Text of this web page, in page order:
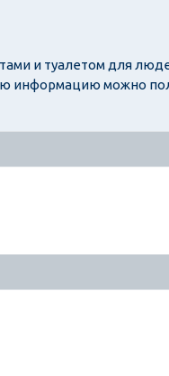
и туалетом для
информацию можно